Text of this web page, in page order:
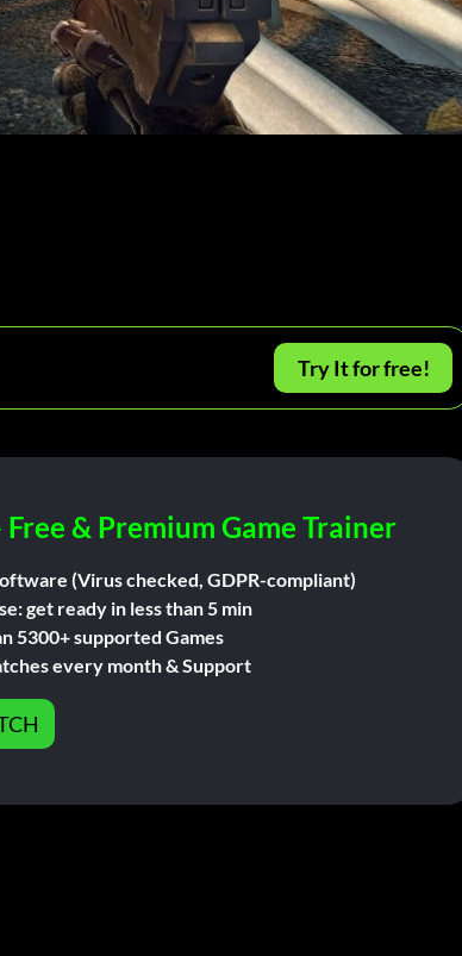
Try It for free!
Free & Premium Game Trainer
(Virus checked, GDPR-compliant)
get ready in less than 5 min
5300+ supported Games
every month & Support